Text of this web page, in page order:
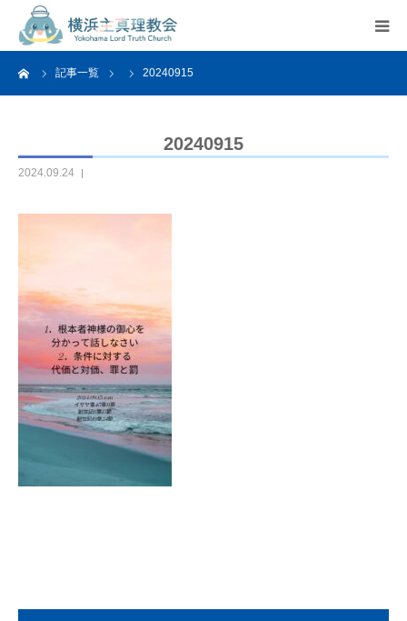
記事一覧 20240915
20240915
2024.09.24
HOME
活動紹介
よくあるご質問
お問い合わせ